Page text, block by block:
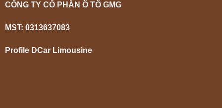
CÔNG TY CỔ PHẦN Ô TÔ GMG
MST: 0313637083
Profile DCar Limousine